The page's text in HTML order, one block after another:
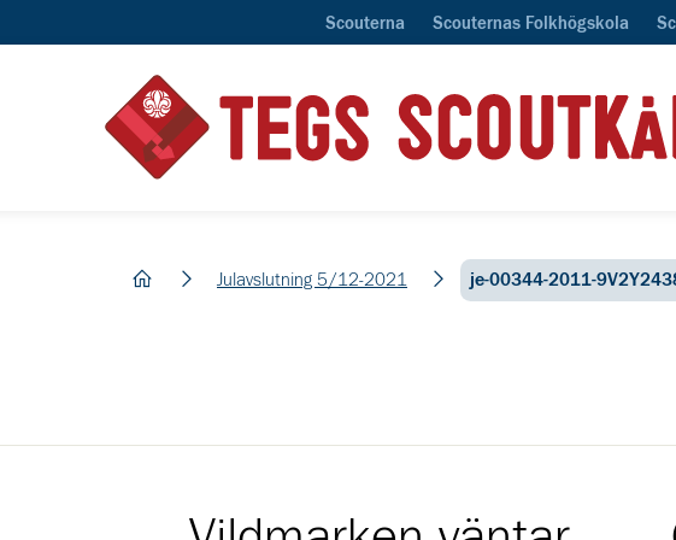
Scouterna Scouternas Folkhögskola
hem Julavslutning 5/12-2021 je-00344-2011-